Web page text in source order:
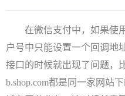
在微信支付中，如果使
户号中只能设置一个回调地
接口的时候就出现了问题，
b.shop.com都是同一家网站